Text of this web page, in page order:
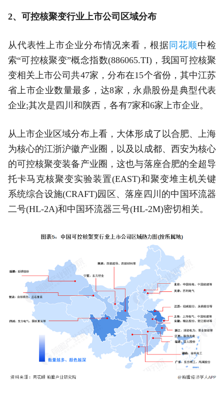
2、可控核聚变行业上市公司区域分布
从代表性上市企业分布情况来看，根据 同花顺中检
索“可控核聚变”概念指数(886065.TI)，我国可控核聚
变相关上市公司共47家，分布在15个省份，其中江苏
省上市企业数量最多，达8家，永鼎股份是典型代表
企业;其次是四川和陕西，各有7家和6家上市企业。
从上市企业区域分布上看，大体形成了以合肥、上海
为核心的江浙沪徽产业圈，以及以成都、西安为核心
的可控核聚变装备产业圈，这也与落座合肥的全超导
托卡马克核聚变实验装置(EAST)和聚变堆主机关键
系统综合设施(CRAFT)园区、落座四川的中国环流器
二号(HL-2A)和中国环流器三号(HL-2M)密切相关。